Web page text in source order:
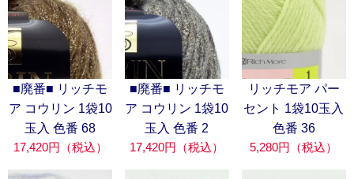
■廃番■ リッチモ
ア コウリン 1袋10
玉入 色番 68
17,420円（税込）
■廃番■ リッチモ
ア コウリン 1袋10
玉入 色番 2
17,420円（税込）
リッチモア パー
セント 1袋10玉入
色番 36
5,280円（税込）